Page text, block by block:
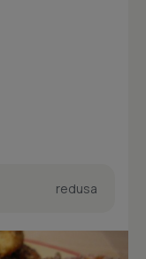
redusa